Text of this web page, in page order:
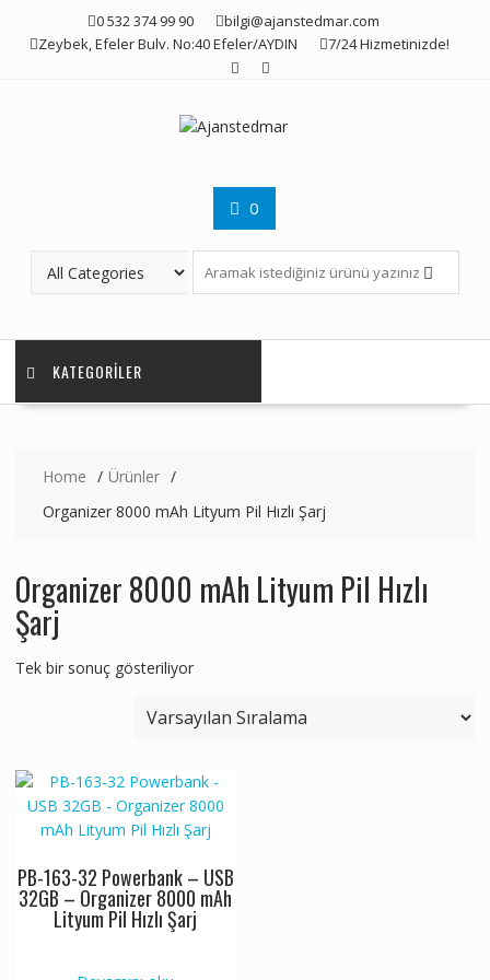
0 532 374 99 90
bilgi@ajanstedmar.com
Zeybek, Efeler Bulv. No:40 Efeler/AYDIN
7/24 Hizmetinizde!
0
KATEGORILER
Home
Ürünler
Organizer 8000 mAh Lityum Pil Hızlı Şarj
Organizer 8000 mAh Lityum Pil Hızlı
Şarj
Tek bir sonuç gösteriliyor
PB-163-32 Powerbank – USB
32GB – Organizer 8000 mAh
Lityum Pil Hızlı Şarj